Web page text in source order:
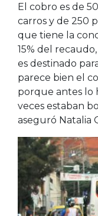
El cobro es de
carros y de 250
que tiene la
15% del
es destinado
parece bien el
porque antes lo
veces estaban
aseguró Natalia